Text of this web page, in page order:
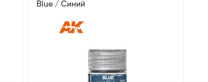
Blue / Синий